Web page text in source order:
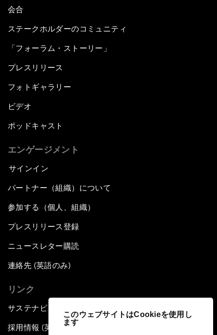
このウェブサイトはCookieを使用し
ます
会合
ステークホルダーのコミュニティ
「フォーラム・ストーリー」
プレスリリース
フォトギャラリー
ビデオ
ポッドキャスト
エンゲージメント
サインイン
パートナー（組織）について
参加する（個人、組織）
プレスリリース登録
ニュースレター購読
連絡先 (英語のみ)
リンク
サステナビリティへの取り組み
採用情報 (英語のみ)